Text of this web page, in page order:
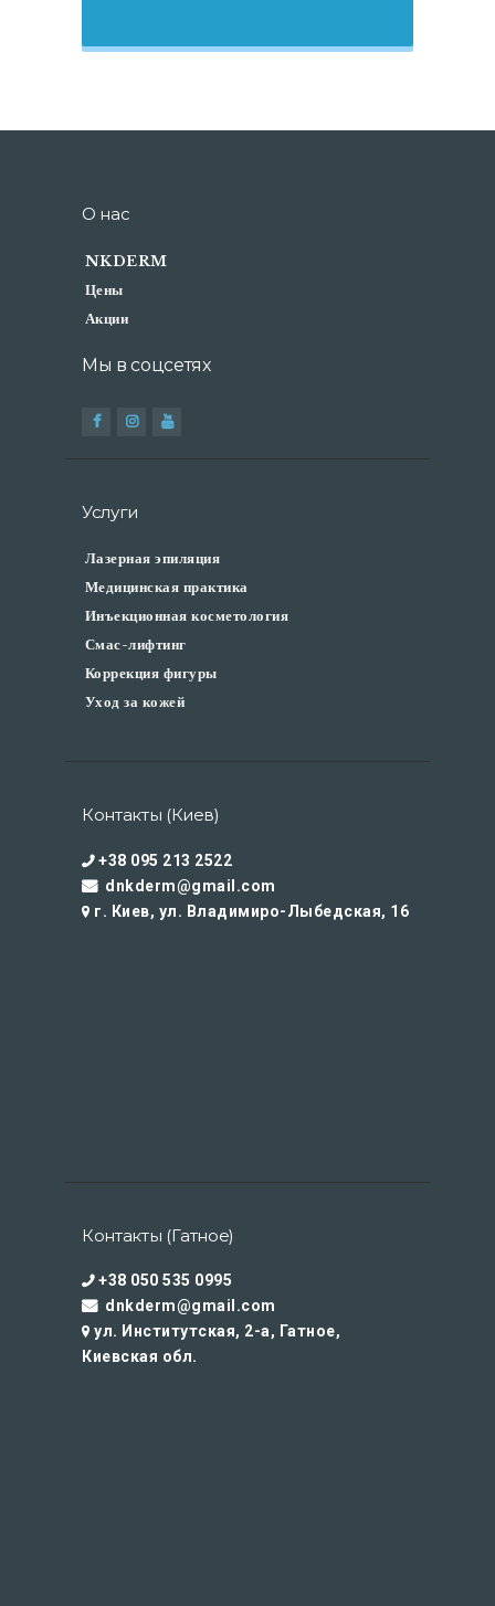
О нас
NKDERM
Цены
Акции
Мы в соцсетях
Услуги
Лазерная эпиляция
Медицинская практика
Инъекционная косметология
Смас-лифтинг
Коррекция фигуры
Уход за кожей
Контакты (Киев)
+38 095 213 2522
dnkderm@gmail.com
г. Киев, ул. Владимиро-Лыбедская, 16
Контакты (Гатное)
+38 050 535 0995
dnkderm@gmail.com
ул. Институтская, 2-а, Гатное,
Киевская обл.